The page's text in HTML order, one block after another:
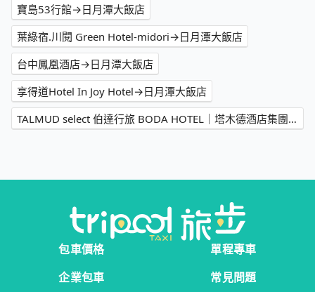
寶島53行館→日月潭大飯店
葉綠宿.川閱 Green Hotel-midori→日月潭大飯店
台中鳳凰酒店→日月潭大飯店
享得道Hotel In Joy Hotel→日月潭大飯店
TALMUD select 伯達行旅 BODA HOTEL｜塔木德酒店集團→日月潭大飯店
包車價格
單程專車
企業包車
常見問題